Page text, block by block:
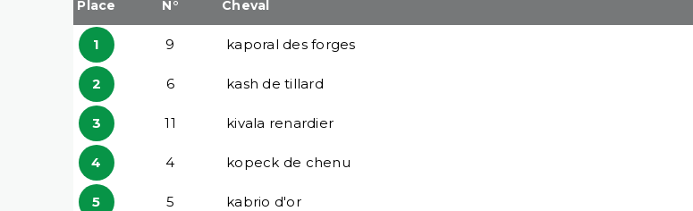
Place N° Cheval
1 9 kaporal des forges
2 6 kash de tillard
3 11 kivala renardier
4 4 kopeck de chenu
5 5 kabrio d'or